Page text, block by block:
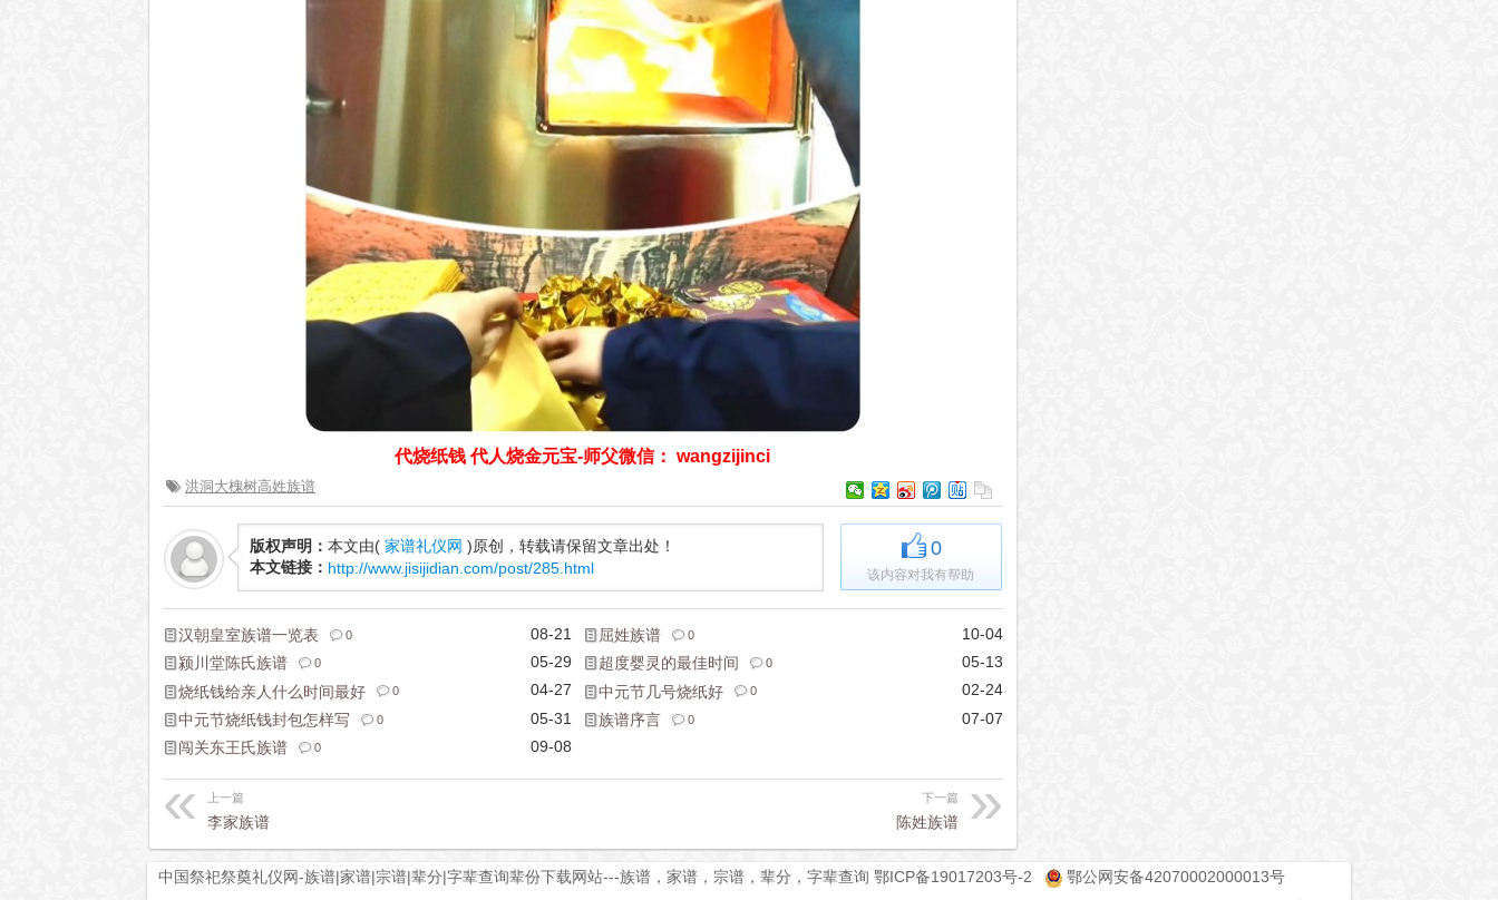
代烧纸钱 代人烧金元宝-师父微信： wangzijinci
洪洞大槐树高姓族谱
版权声明： 本文由( 家谱礼仪网 )原创，转载请保留文章出处！
本文链接： http://www.jisijidian.com/post/285.html
0
该内容对我有帮助
08-21
汉朝皇室族谱一览表 0 10-04
屈姓族谱 0
05-29
颍川堂陈氏族谱 0 05-13
超度婴灵的最佳时间 0
04-27
烧纸钱给亲人什么时间最好 0 02-24
中元节几号烧纸好 0
05-31
中元节烧纸钱封包怎样写 0 07-07
族谱序言 0
09-08
闯关东王氏族谱 0
上一篇
李家族谱
下一篇
陈姓族谱
中国祭祀祭奠礼仪网-族谱|家谱|宗谱|辈分|字辈查询辈份下载网站---族谱，家谱，宗谱，辈分，字辈查询 鄂ICP备19017203号-2
鄂公网安备42070002000013号